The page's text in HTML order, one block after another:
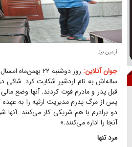
آرمین بینا
جوان آنلاین:
ساله‌اش به نام اردشیر شکایت کرد. شاکی
قبل پدر و مادرم فوت کردند. آنها وضع
پس از مرگ پدرم مدیریت ارثیه را به
دو برادرم با هم شریکی کار می‌کنند.
آنجا را اداره می‌کنند.»
مرد تنها